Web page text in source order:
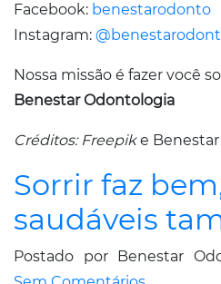
Facebook: benestarodonto
Instagram:
Nossa missão é fazer você
Benestar Odontologia
Créditos: Freepike
Sorrir faz
saudáveis
Postado por Benestar